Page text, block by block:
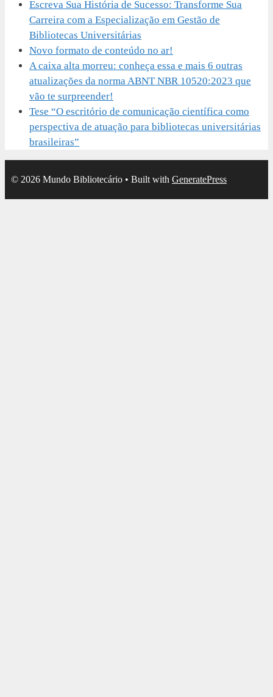
Escreva Sua História de Sucesso: Transforme Sua
Carreira com a Especialização em Gestão de
Bibliotecas Universitárias
Novo formato de conteúdo no ar!
A caixa alta morreu: conheça essa e mais 6 outras
atualizações da norma ABNT NBR 10520:2023 que
vão te surpreender!
Tese “O escritório de comunicação científica como
perspectiva de atuação para bibliotecas universitárias
brasileiras”
© 2026 Mundo Bibliotecário • Built with GeneratePress